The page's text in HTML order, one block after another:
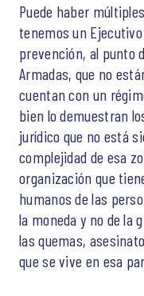
Puede haber
tenemos un
prevención, al punto
Armadas, que no
cuentan con un
bien lo demuestran
jurídico que no está
complejidad de esa
organización que
humanos de las
la moneda y no de la
las quemas,
que se vive en esa